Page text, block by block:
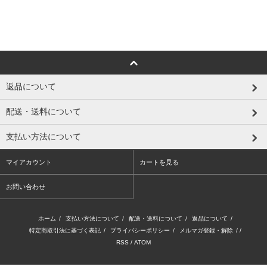
返品について
配送・送料について
支払い方法について
マイアカウント カートを見る
お問い合わせ
ホーム / 支払い方法について / 配送・送料について / 返品について /
特定商取引法に基づく表記 / プライバシーポリシー / メルマガ登録・解除 / /
RSS / ATOM